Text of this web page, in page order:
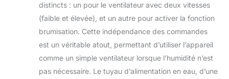
distincts : un pour le ventilateur avec deux vitesses
(faible et élevée), et un autre pour activer la fonction
brumisation. Cette indépendance des commandes
est un véritable atout, permettant d’utiliser l’appareil
comme un simple ventilateur lorsque l’humidité n’est
pas nécessaire. Le tuyau d’alimentation en eau, d’une